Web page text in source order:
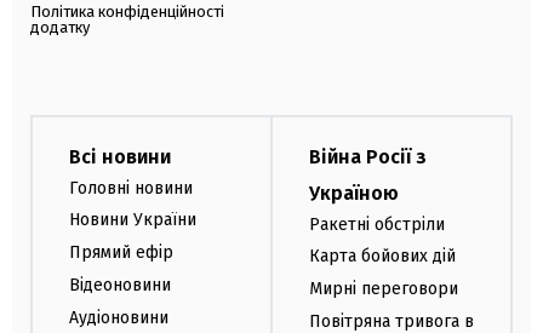
Політика конфіденційності
додатку
Всі новини
Головні новини
Новини України
Прямий ефір
Відеоновини
Аудіоновини
Війна Росії з
Україною
Ракетні обстріли
Карта бойових дій
Мирні переговори
Повітряна тривога в